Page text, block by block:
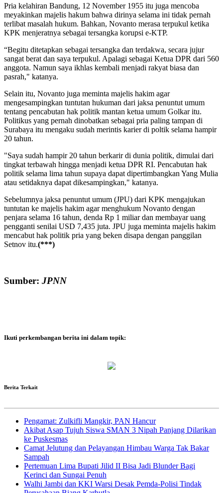
Pria kelahiran Bandung, 12 November 1955 itu juga mencoba
meyakinkan majelis hakum bahwa dirinya selama ini tidak pernah
terlibat masalah hukum. Bahkan, Novanto merasa terpukul ketika
KPK menjeratnya sebagai tersangka korupsi e-KTP.
“Begitu ditetapkan sebagai tersangka dan terdakwa, secara jujur
sangat berat dan saya terpukul. Apalagi sebagai Ketua DPR dari 560
anggota. Namun saya ikhlas kembali menjadi rakyat biasa dan
pasrah," katanya.
Selain itu, Novanto juga meminta majelis hakim agar
mengesampingkan tuntutan hukuman dari jaksa penuntut umum
tentang pencabutan hak politik mantan ketua umum Golkar itu.
Politikus yang pernah dinobatkan sebagai pria paling tampan di
Surabaya itu mengaku sudah merintis karier di poltik selama hampir
20 tahun.
"Saya sudah hampir 20 tahun berkarir di dunia politik, dimulai dari
tingkat terbawah hingga menjadi ketua DPR RI. Pencabutan hak
politik selama lima tahun supaya dapat dipertimbangkan Yang Mulia
atau setidaknya dapat dikesampingkan," katanya.
Sebelumnya jaksa penuntut umum (JPU) dari KPK mengajukan
tuntutan ke majelis hakim agar menghukum Novanto dengan
penjara selama 16 tahun, denda Rp 1 miliar dan membayar uang
pengganti senilai USD 7,435 juta. JPU juga meminta majelis hakim
mencabut hak politik pria yang beken disapa dengan panggilan
Setnov itu.(***)
Sumber: JPNN
Ikuti perkembangan berita ini dalam topik:
Berita Terkait
Pengamat: Zulkifli Mangkir, PAN Hancur
Akibat Asap Tujuh Siswa SMAN 3 Nipah Panjang Dilarikan
ke Puskesmas
Camat Jelutung dan Pelayangan Himbau Warga Tak Bakar
Sampah
Pertemuan Lima Bupati Jilid II Bisa Jadi Blunder Bagi
Kerinci dan Sungai Penuh
Walhi Jambi dan KKI Warsi Desak Pemda-Polisi Tindak